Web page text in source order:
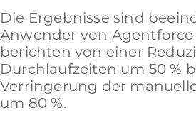
Die Ergebnisse sind
Anwender von
berichten von einer
Durchlaufzeiten um 50 %
Verringerung der
um 80 %.